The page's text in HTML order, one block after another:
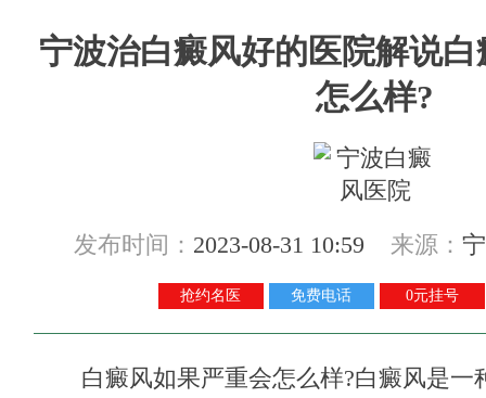
宁波治白癜风好的医院解说
怎么样?
发布时间： 2023-08-31 10:59 来源：
抢约名医 免费电话 0元挂号
白癜风如果严重会怎么样?白癜风是一